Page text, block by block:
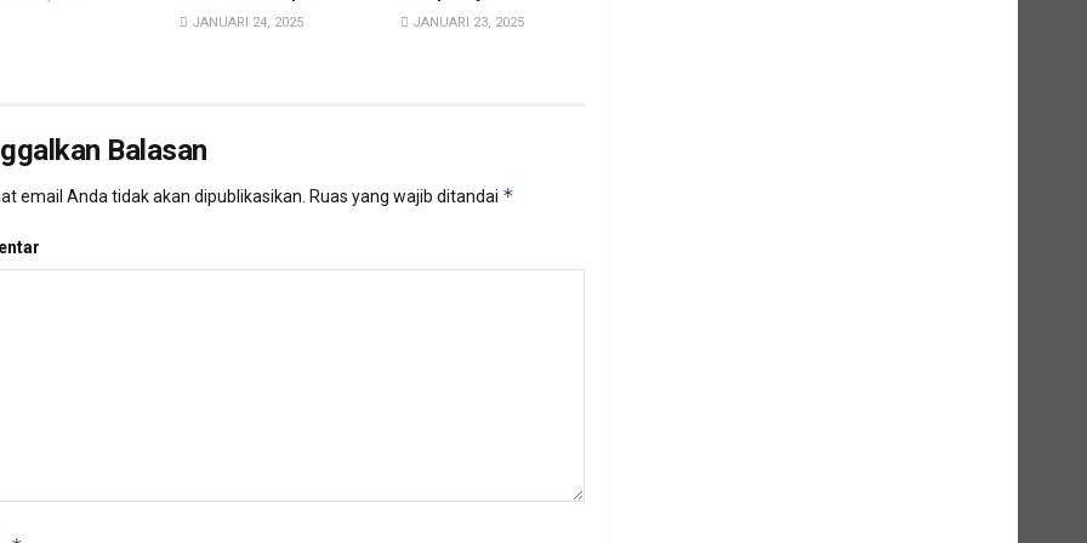
JANUARI 24, 2025 JANUARI 23, 2025
Balasan
email Anda tidak akan dipublikasikan. Ruas yang wajib ditandai *